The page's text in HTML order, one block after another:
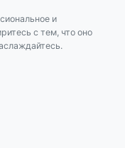
и
с тем, что оно